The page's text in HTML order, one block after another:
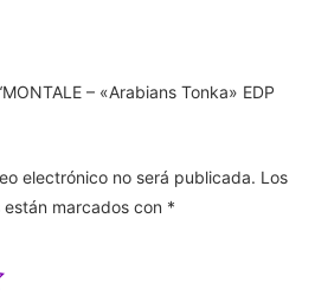
– «Arabians Tonka» EDP
electrónico no será publicada. Los
marcados con *